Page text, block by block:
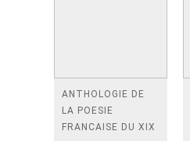
ANTHOLOGIE DE
LA POESIE
FRANCAISE DU XIX